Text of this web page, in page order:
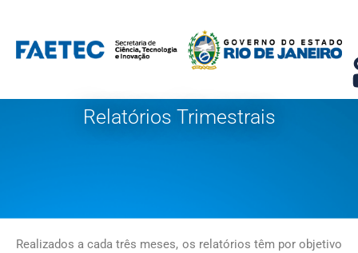
Pular
para
conteúdo
Relatórios Trimestrais
Realizados a cada três meses, os relatórios têm por objetivo